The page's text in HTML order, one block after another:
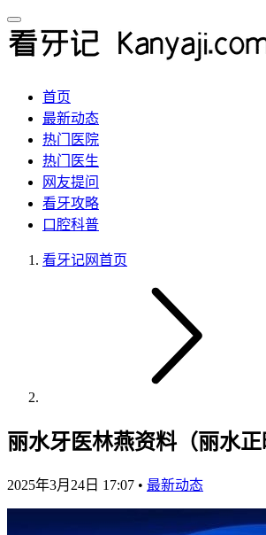
首页
最新动态
热门医院
热门医生
网友提问
看牙攻略
口腔科普
看牙记网首页
丽水牙医林燕资料（丽水正
2025年3月24日 17:07 • 最新动态